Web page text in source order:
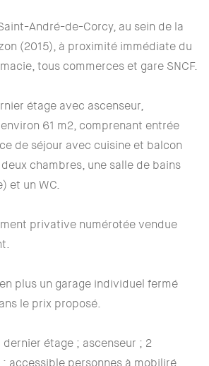
André-de-Corcy, au sein de la
(2015), à proximité immédiate du
tous commerces et gare SNCF.
étage avec ascenseur,
61 m2, comprenant entrée
de séjour avec cuisine et balcon
chambres, une salle de bains
et un WC.
privative numérotée vendue
plus un garage individuel fermé
le prix proposé.
dernier étage ; ascenseur ; 2
accessible personnes à mobiliré